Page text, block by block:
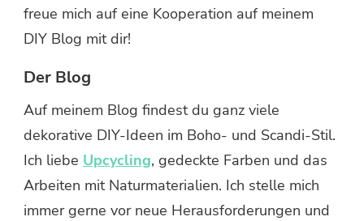
freue mich auf eine Kooperation auf meinem
DIY Blog mit dir!
Der Blog
Auf meinem Blog findest du ganz viele
dekorative DIY-Ideen im Boho- und Scandi-Stil.
Ich liebe Upcycling, gedeckte Farben und das
Arbeiten mit Naturmaterialien. Ich stelle mich
immer gerne vor neue Herausforderungen und